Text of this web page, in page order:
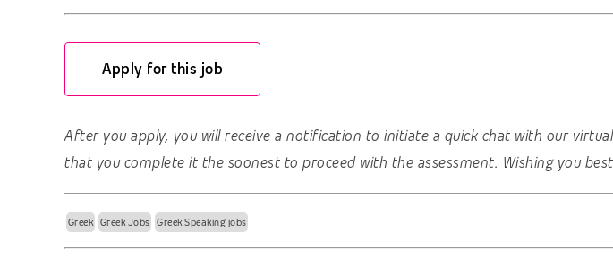
Apply for this job
After you apply, you will receive a notification to initiate a quick chat with our
that you complete it the soonest to proceed with the assessment. Wishing you
Greek Greek Jobs Greek Speaking jobs